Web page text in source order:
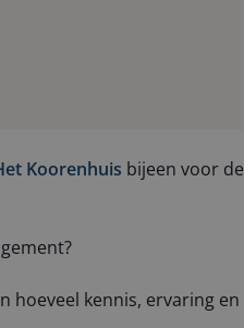
Koorenhuis bijeen voor de
hoeveel kennis, ervaring en